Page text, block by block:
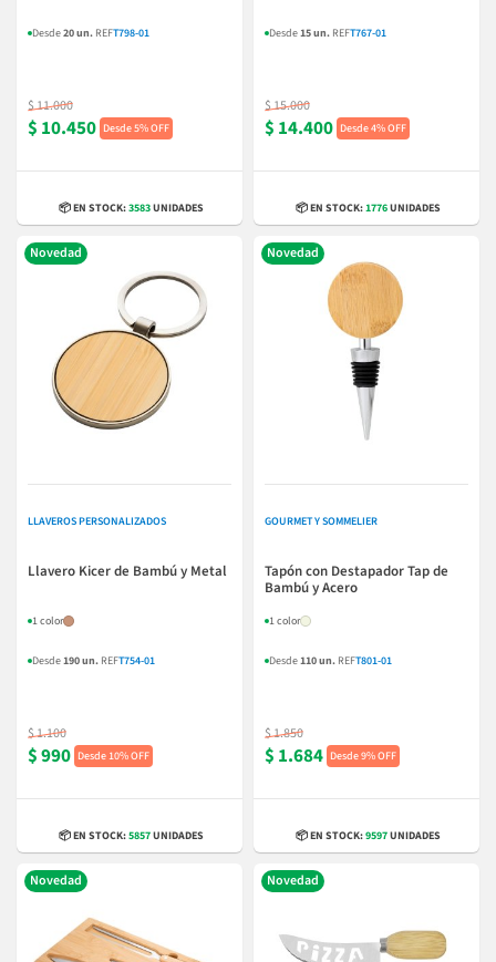
Desde20 un. REFT798-01
$ 11.000
$ 10.450 5% OFF
📦 EN STOCK:3583UNIDADES
Desde15 un. REFT767-01
$ 15.000
$ 14.400 4% OFF
📦 EN STOCK:1776UNIDADES
Novedad
LLAVEROS PERSONALIZADOS
Llavero Kicer de Bambú y Metal
1 color
Desde190 un. REFT754-01
$ 1.100
$ 990 10% OFF
📦 EN STOCK:5857UNIDADES
Novedad
GOURMET Y SOMMELIER
Tapón con Destapador Tap de
Bambú y Acero
1 color
Desde110 un. REFT801-01
$ 1.850
$ 1.684 9% OFF
📦 EN STOCK:9597UNIDADES
Novedad Novedad